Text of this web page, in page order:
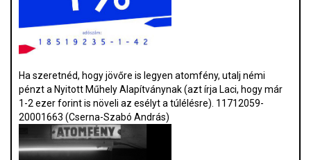
Ha szeretnéd, hogy jövőre is legyen atomfény, utalj némi
pénzt a Nyitott Műhely Alapítványnak (azt írja Laci, hogy már
1-2 ezer forint is növeli az esélyt a túlélésre). 11712059-
20001663 (Cserna-Szabó András)